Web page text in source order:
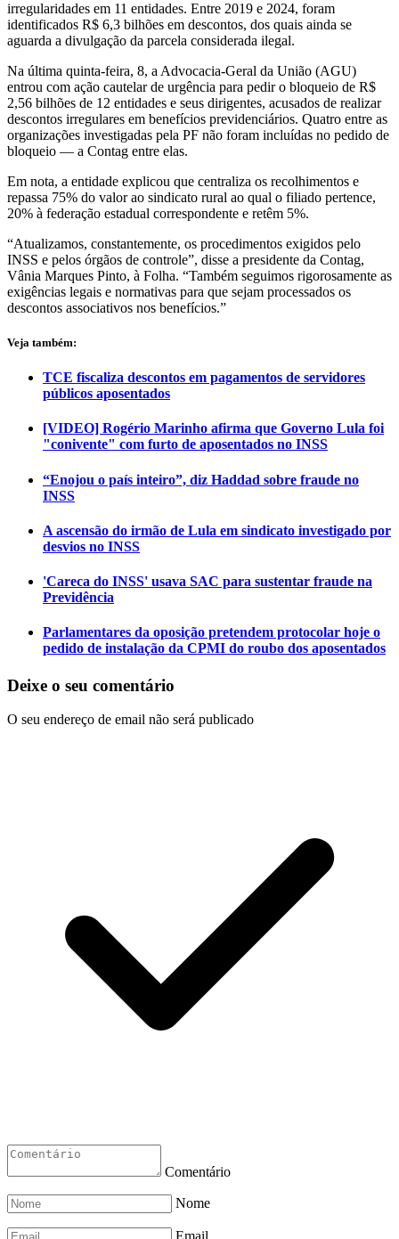
irregularidades em 11 entidades. Entre 2019 e 2024, foram
identificados R$ 6,3 bilhões em descontos, dos quais ainda se
aguarda a divulgação da parcela considerada ilegal.
Na última quinta-feira, 8, a Advocacia-Geral da União (AGU)
entrou com ação cautelar de urgência para pedir o bloqueio de R$
2,56 bilhões de 12 entidades e seus dirigentes, acusados de realizar
descontos irregulares em benefícios previdenciários. Quatro entre as
organizações investigadas pela PF não foram incluídas no pedido de
bloqueio — a Contag entre elas.
Em nota, a entidade explicou que centraliza os recolhimentos e
repassa 75% do valor ao sindicato rural ao qual o filiado pertence,
20% à federação estadual correspondente e retêm 5%.
“Atualizamos, constantemente, os procedimentos exigidos pelo
INSS e pelos órgãos de controle”, disse a presidente da Contag,
Vânia Marques Pinto, à Folha. “Também seguimos rigorosamente as
exigências legais e normativas para que sejam processados os
descontos associativos nos benefícios.”
Veja também:
TCE fiscaliza descontos em pagamentos de servidores
públicos aposentados
[VIDEO] Rogério Marinho afirma que Governo Lula foi
"conivente" com furto de aposentados no INSS
“Enojou o país inteiro”, diz Haddad sobre fraude no
INSS
A ascensão do irmão de Lula em sindicato investigado por
desvios no INSS
'Careca do INSS' usava SAC para sustentar fraude na
Previdência
Parlamentares da oposição pretendem protocolar hoje o
pedido de instalação da CPMI do roubo dos aposentados
Deixe o seu comentário
O seu endereço de email não será publicado
Comentário
Nome